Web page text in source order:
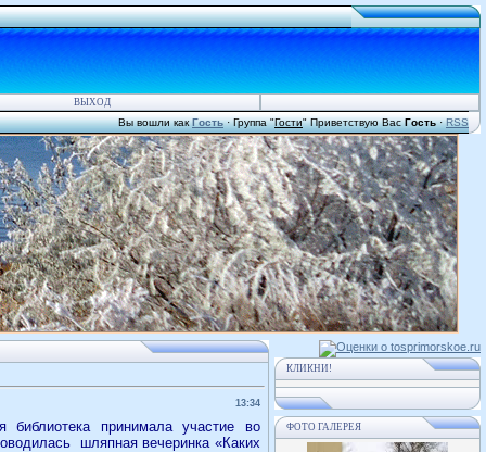
ВЫХОД
Вы вошли как Гость·Группа"Гости"Приветствую ВасГость·RSS
13:34
принимала участие во
шляпная вечеринка «Каких
КЛИКНИ!
ФОТО ГАЛЕРЕЯ